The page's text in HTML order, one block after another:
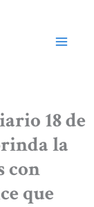
18 de
la
con
que